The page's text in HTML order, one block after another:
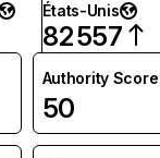
États-Unis
82 557
Authority Score
50